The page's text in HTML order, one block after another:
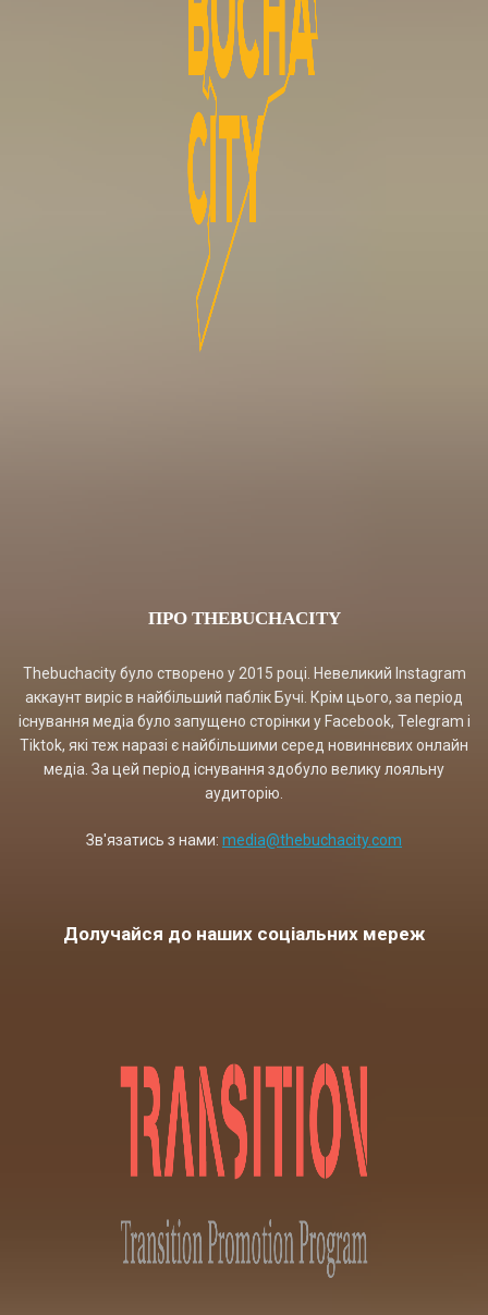
ПРО THEBUCHACITY
Thebuchacity було створено у 2015 році. Невеликий Instagram
аккаунт виріс в найбільший паблік Бучі. Крім цього, за період
існування медіа було запущено сторінки у Facebook, Telegram і
Tiktok, які теж наразі є найбільшими серед новиннєвих онлайн
медіа. За цей період існування здобуло велику лояльну
аудиторію.
Зв'язатись з нами: media@thebuchacity.com
Долучайся до наших соціальних мереж